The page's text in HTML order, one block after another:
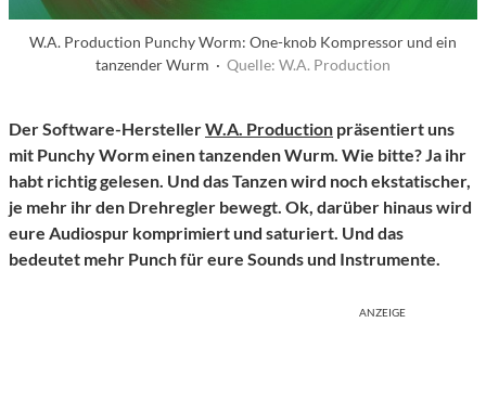
W.A. Production Punchy Worm: One-knob Kompressor und ein
tanzender Wurm · Quelle: W.A. Production
Der Software-HerstellerW.A. Production präsentiert uns
mit Punchy Worm einen tanzenden Wurm. Wie bitte? Ja ihr
habt richtig gelesen. Und das Tanzen wird noch ekstatischer,
je mehr ihr den Drehregler bewegt. Ok, darüber hinaus wird
eure Audiospur komprimiert und saturiert. Und das
bedeutet mehr Punch für eure Sounds und Instrumente.
ANZEIGE